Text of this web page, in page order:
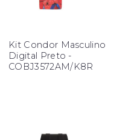
Kit Condor Masculino
Digital Preto -
COBJ3572AM/K8R